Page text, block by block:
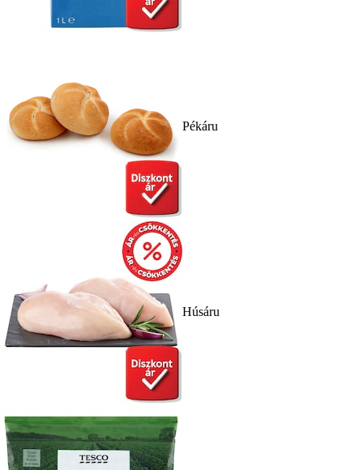
Pékáru
Húsáru